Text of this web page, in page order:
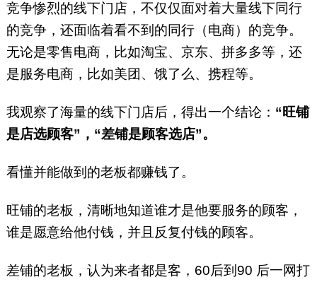
竞争惨烈的线下门店，不仅仅面对着大量线下同行
的竞争，还面临着看不到的同行（电商）的竞争。
无论是零售电商，比如淘宝、京东、拼多多等，还
是服务电商，比如美团、饿了么、携程等。
我观察了海量的线下门店后，得出一个结论： “旺铺
是店选顾客”，“差铺是顾客选店”。
看懂并能做到的老板都赚钱了。
旺铺的老板，清晰地知道谁才是他要服务的顾客，
谁是愿意给他付钱，并且反复付钱的顾客。
差铺的老板，认为来者都是客，60后到90 后一网打